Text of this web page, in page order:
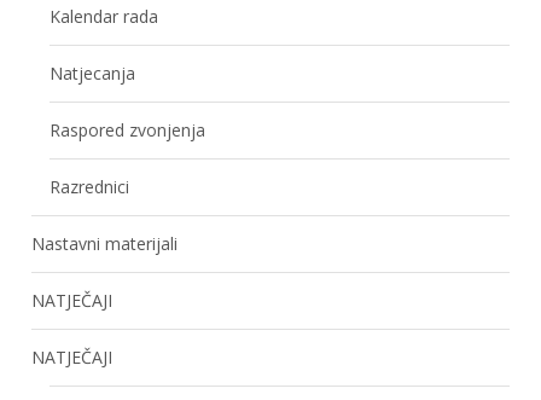
Kalendar rada
Natjecanja
Raspored zvonjenja
Razrednici
Nastavni materijali
NATJEČAJI
NATJEČAJI